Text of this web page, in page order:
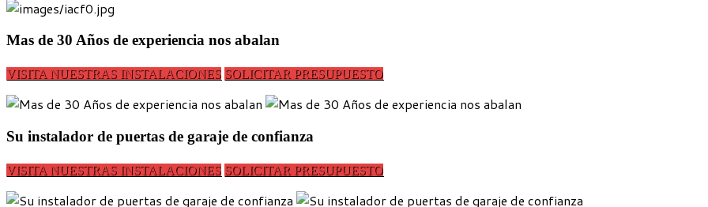
Mas de 30 Años de experiencia nos abalan
VISITA NUESTRAS INSTALACIONES SOLICITAR PRESUPUESTO
Su instalador de puertas de garaje de confianza
VISITA NUESTRAS INSTALACIONES SOLICITAR PRESUPUESTO